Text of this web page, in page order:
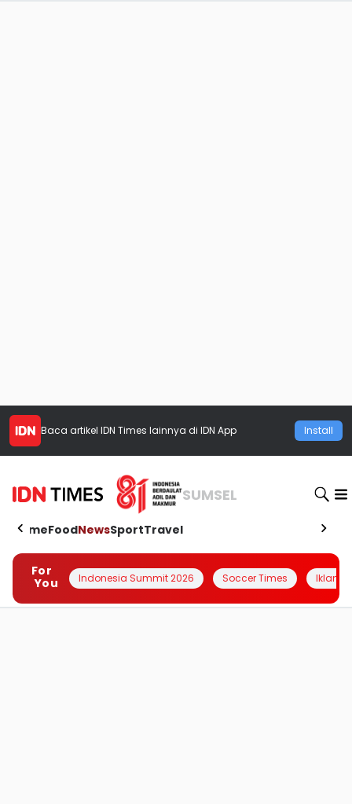
Baca artikel IDN Times lainnya di IDN App Install
SUMSEL
HomeFoodNewsSportTravel
For
You
Indonesia Summit 2026 Soccer Times Iklanin